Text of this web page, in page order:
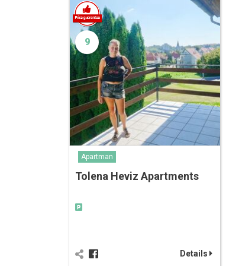
9
Apartman
Tolena Heviz Apartments
Details